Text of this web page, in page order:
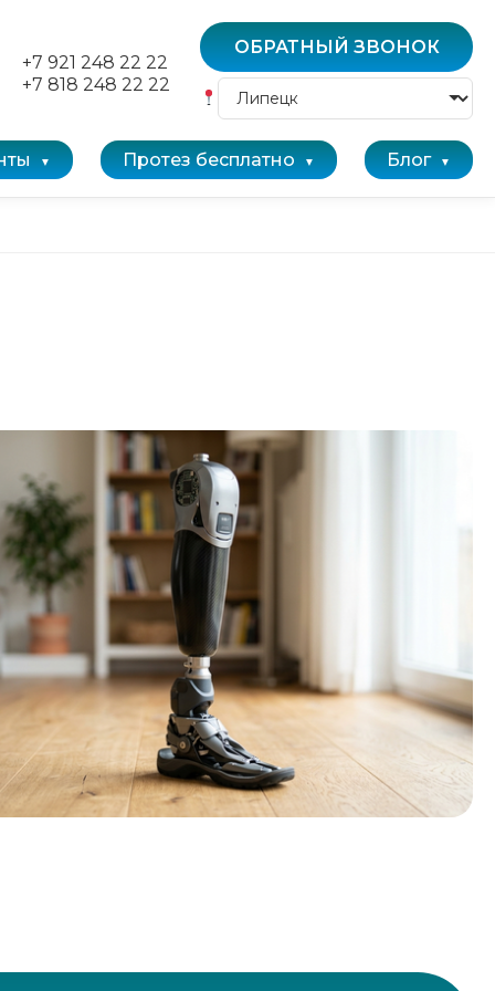
+7 921 248 22 22
+7 818 248 22 22
ОБРАТНЫЙ ЗВОНОК
Протез бесплатно Блог